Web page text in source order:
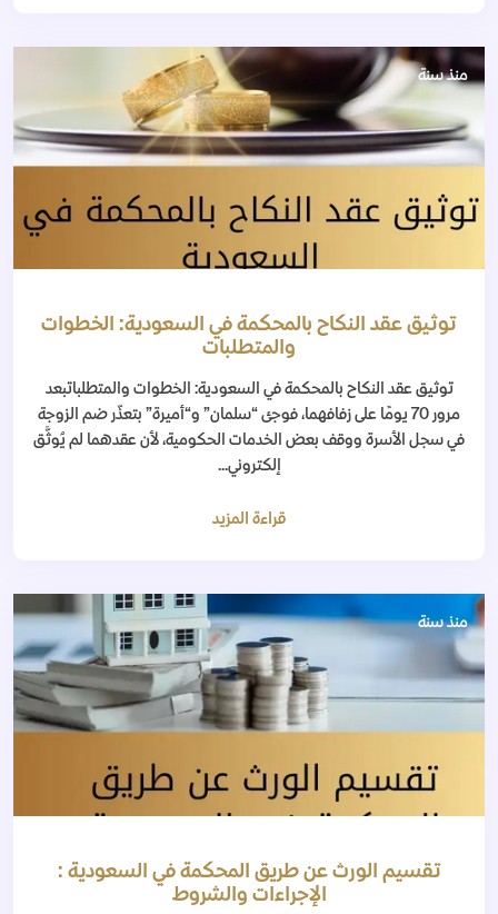
منذ سنة
توثيق عقد النكاح بالمحكمة في السعودية: الخطوات
والمتطلبات
توثيق عقد النكاح بالمحكمة في السعودية: الخطوات والمتطلباتبعد
مرور 70 يومًا على زفافهما، فوجئ “سلمان” و“أميرة” بتعذّر ضم الزوجة
في سجل الأسرة ووقف بعض الخدمات الحكومية، لأن عقدهما لم يُوثَّق
إلكتروني...
قراءة المزيد
منذ سنة
تقسيم الورث عن طريق المحكمة في السعودية :
الإجراءات والشروط